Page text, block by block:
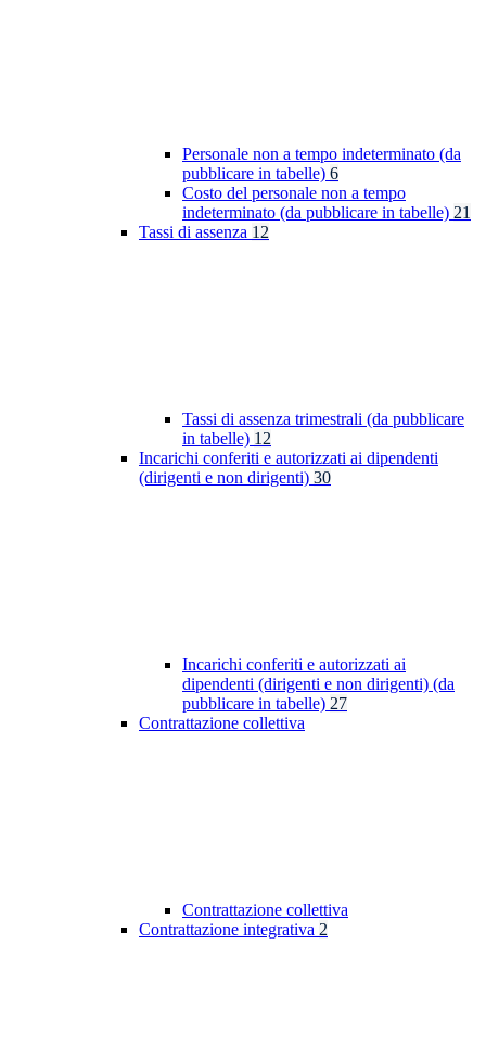
Personale non a tempo indeterminato (da
pubblicare in tabelle) 6
Costo del personale non a tempo
indeterminato (da pubblicare in tabelle) 21
Tassi di assenza 12
Tassi di assenza trimestrali (da pubblicare
in tabelle) 12
Incarichi conferiti e autorizzati ai dipendenti
(dirigenti e non dirigenti) 30
Incarichi conferiti e autorizzati ai
dipendenti (dirigenti e non dirigenti) (da
pubblicare in tabelle) 27
Contrattazione collettiva
Contrattazione collettiva
Contrattazione integrativa 2